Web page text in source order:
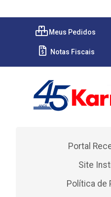
Meus Pedidos
Notas Fiscais
Portal
Site
Política de